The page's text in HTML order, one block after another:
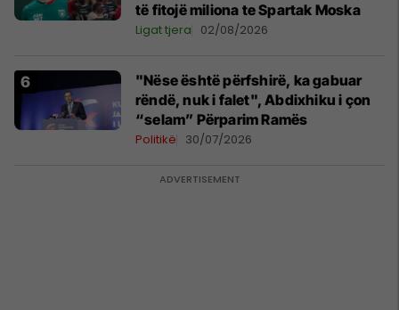
të fitojë miliona te Spartak Moska
Ligat tjera 02/08/2026
"Nëse është përfshirë, ka gabuar
rëndë, nuk i falet", Abdixhiku i çon
“selam” Përparim Ramës
Politikë 30/07/2026